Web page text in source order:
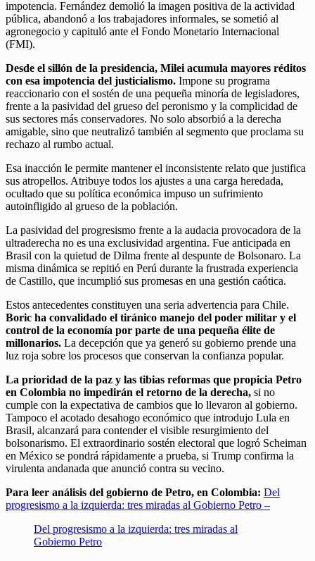
impotencia. Fernández demolió la imagen positiva de la actividad
pública, abandonó a los trabajadores informales, se sometió al
agronegocio y capituló ante el Fondo Monetario Internacional
(FMI).
Desde el sillón de la presidencia, Milei acumula mayores réditos
con esa impotencia del justicialismo. Impone su programa
reaccionario con el sostén de una pequeña minoría de legisladores,
frente a la pasividad del grueso del peronismo y la complicidad de
sus sectores más conservadores. No solo absorbió a la derecha
amigable, sino que neutralizó también al segmento que proclama su
rechazo al rumbo actual.
Esa inacción le permite mantener el inconsistente relato que justifica
sus atropellos. Atribuye todos los ajustes a una carga heredada,
ocultado que su política económica impuso un sufrimiento
autoinfligido al grueso de la población.
La pasividad del progresismo frente a la audacia provocadora de la
ultraderecha no es una exclusividad argentina. Fue anticipada en
Brasil con la quietud de Dilma frente al despunte de Bolsonaro. La
misma dinámica se repitió en Perú durante la frustrada experiencia
de Castillo, que incumplió sus promesas en una gestión caótica.
Estos antecedentes constituyen una seria advertencia para Chile.
Boric ha convalidado el tiránico manejo del poder militar y el
control de la economía por parte de una pequeña élite de
millonarios. La decepción que ya generó su gobierno prende una
luz roja sobre los procesos que conservan la confianza popular.
La prioridad de la paz y las tibias reformas que propicia Petro
en Colombia no impedirán el retorno de la derecha, si no
cumple con la expectativa de cambios que lo llevaron al gobierno.
Tampoco el acotado desahogo económico que introdujo Lula en
Brasil, alcanzará para contender el visible resurgimiento del
bolsonarismo. El extraordinario sostén electoral que logró Scheiman
en México se pondrá rápidamente a prueba, si Trump confirma la
virulenta andanada que anunció contra su vecino.
Para leer análisis del gobierno de Petro, en Colombia: Del
progresismo a la izquierda: tres miradas al Gobierno Petro –
Del progresismo a la izquierda: tres miradas al
Gobierno Petro